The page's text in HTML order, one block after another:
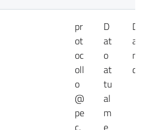
pr
ot
oc
oll
o
@
pe
c.
D
at
o
at
tu
al
m
e